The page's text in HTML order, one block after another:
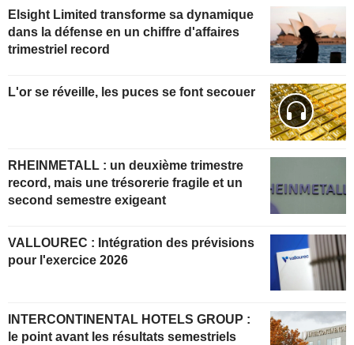
Elsight Limited transforme sa dynamique
dans la défense en un chiffre d'affaires
trimestriel record
L'or se réveille, les puces se font secouer
RHEINMETALL : un deuxième trimestre
record, mais une trésorerie fragile et un
second semestre exigeant
VALLOUREC : Intégration des prévisions
pour l'exercice 2026
INTERCONTINENTAL HOTELS GROUP :
le point avant les résultats semestriels